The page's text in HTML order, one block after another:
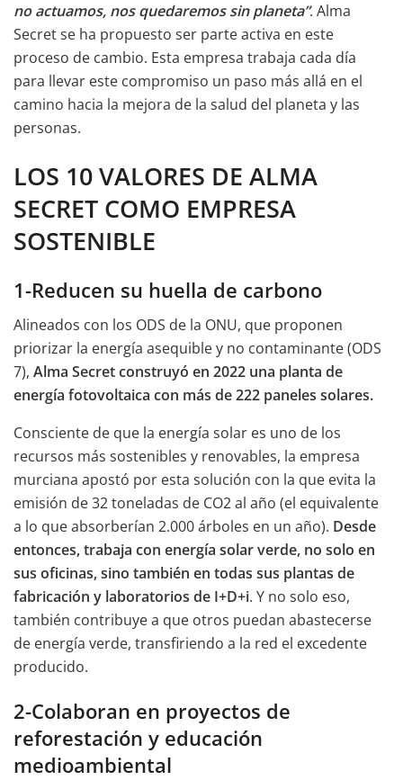
no actuamos, nos quedaremos sin planeta”. Alma
Secret se ha propuesto ser parte activa en este
proceso de cambio. Esta empresa trabaja cada día
para llevar este compromiso un paso más allá en el
camino hacia la mejora de la salud del planeta y las
personas.
LOS 10 VALORES DE ALMA
SECRET COMO EMPRESA
SOSTENIBLE
1-Reducen su huella de carbono
Alineados con los ODS de la ONU, que proponen
priorizar la energía asequible y no contaminante (ODS
7), Alma Secret construyó en 2022 una planta de
energía fotovoltaica con más de 222 paneles solares.
Consciente de que la energía solar es uno de los
recursos más sostenibles y renovables, la empresa
murciana apostó por esta solución con la que evita la
emisión de 32 toneladas de CO2 al año (el equivalente
a lo que absorberían 2.000 árboles en un año). Desde
entonces, trabaja con energía solar verde, no solo en
sus oficinas, sino también en todas sus plantas de
fabricación y laboratorios de I+D+i. Y no solo eso,
también contribuye a que otros puedan abastecerse
de energía verde, transfiriendo a la red el excedente
producido.
2-Colaboran en proyectos de
reforestación y educación
medioambiental